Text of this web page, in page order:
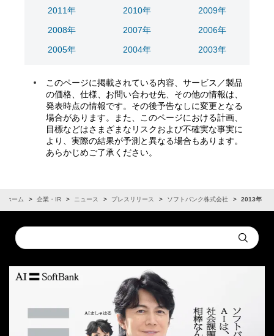
2011年
2010年
2009年
2008年
2007年
2006年
2005年
2004年 2003年
このページに掲載されている内容、サービス／製品
の価格、仕様、お問い合わせ先、その他の情報は、
発表時点の情報です。その後予告なしに変更となる
場合があります。また、このページにおける計画、
目標などはさまざまなリスクおよび不確実な事実に
より、実際の結果が予測と異なる場合もあります。
あらかじめご了承ください。
ホーム 企業・IR ニュース プレスリリース ソフトバンク株式会社 2013年
Conduct
a
Submit